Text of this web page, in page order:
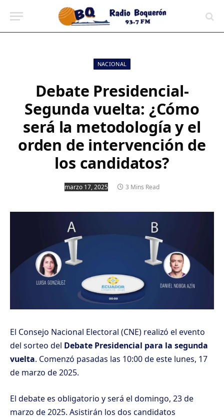
NACIONAL
Debate Presidencial-
Segunda vuelta: ¿Cómo
será la metodología y el
orden de intervención de
los candidatos?
marzo 17, 2025 3 Mins Read
El Consejo Nacional Electoral (CNE) realizó el evento
del sorteo del Debate Presidencial para la segunda
vuelta. Comenzó pasadas las 10:00 de este lunes, 17
de marzo de 2025.
El debate es obligatorio y será el domingo, 23 de
marzo de 2025. Asistirán los dos candidatos